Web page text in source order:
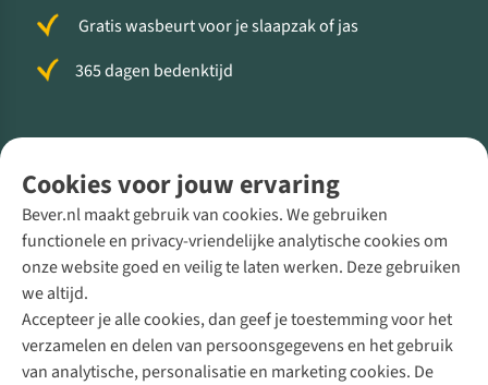
Cookies voor jouw ervaring
Bever.nl maakt gebruik van cookies. We gebruiken
functionele en privacy-vriendelijke analytische cookies om
onze website goed en veilig te laten werken. Deze gebruiken
we altijd.
Accepteer je alle cookies, dan geef je toestemming voor het
verzamelen en delen van persoonsgegevens en het gebruik
van analytische, personalisatie en marketing cookies. De
Gratis wasbeurt voor je slaapzak of jas
365 dagen bedenktijd
Direct advies van een Buitenexpert
+31 (0)85 888 50 88
+31 6 12 28 49 80